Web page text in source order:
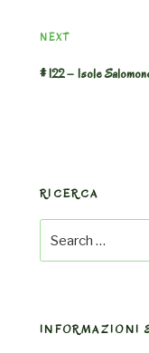
Next
NEXT
# 122 – Isole
RICERCA
Search
for:
INFORMAZIONI